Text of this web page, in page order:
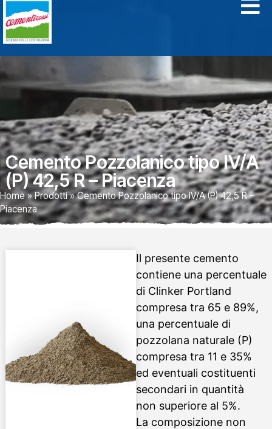
Cemento Pozzolanico tipo IV/A
(P) 42,5 R – Piacenza
Home»Prodotti»Cemento Pozzolanico tipo IV/A (P) 42,5 R –
Piacenza
Il presente cemento
contiene una percentuale
di Clinker Portland
compresa tra 65 e 89%,
una percentuale di
pozzolana naturale (P)
compresa tra 11 e 35%
ed eventuali costituenti
secondari in quantità
non superiore al 5%.
La composizione non